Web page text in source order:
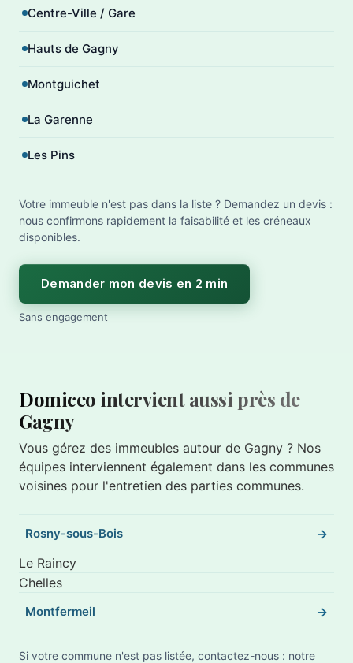
Centre-Ville / Gare
Hauts de Gagny
Montguichet
La Garenne
Les Pins
Votre immeuble n'est pas dans la liste ? Demandez un devis :
nous confirmons rapidement la faisabilité et les créneaux
disponibles.
Demander mon devis en 2 min
Sans engagement
Domiceo intervient aussi près de
Gagny
Vous gérez des immeubles autour de Gagny ? Nos
équipes interviennent également dans les communes
voisines pour l'entretien des parties communes.
Rosny-sous-Bois
Le Raincy
Chelles
Montfermeil
Si votre commune n'est pas listée, contactez-nous : notre